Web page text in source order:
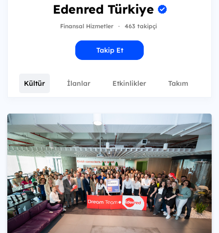
Edenred Türkiye
Finansal Hizmetler · 463 takipçi
Takip Et
Kültür İlanlar Etkinlikler Takım